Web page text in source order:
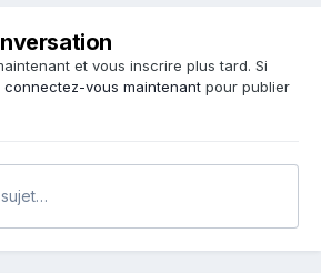
et vous inscrire plus tard. Si
connectez-vous maintenant pour publier